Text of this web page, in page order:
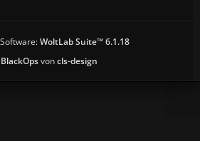
WoltLab Suite™ 6.1.18
BlackOpsvoncls-design